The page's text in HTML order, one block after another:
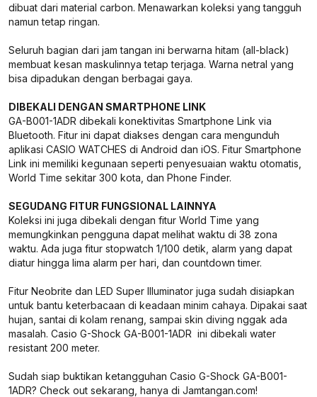
dibuat dari material carbon. Menawarkan koleksi yang tangguh
namun tetap ringan.
Seluruh bagian dari jam tangan ini berwarna hitam (all-black)
membuat kesan maskulinnya tetap terjaga. Warna netral yang
bisa dipadukan dengan berbagai gaya.
DIBEKALI DENGAN SMARTPHONE LINK
GA-B001-1ADR dibekali konektivitas Smartphone Link via
Bluetooth. Fitur ini dapat diakses dengan cara mengunduh
aplikasi CASIO WATCHES di Android dan iOS. Fitur Smartphone
Link ini memiliki kegunaan seperti penyesuaian waktu otomatis,
World Time sekitar 300 kota, dan Phone Finder.
SEGUDANG FITUR FUNGSIONAL LAINNYA
Koleksi ini juga dibekali dengan fitur World Time yang
memungkinkan pengguna dapat melihat waktu di 38 zona
waktu. Ada juga fitur stopwatch 1/100 detik, alarm yang dapat
diatur hingga lima alarm per hari, dan countdown timer.
Fitur Neobrite dan LED Super Illuminator juga sudah disiapkan
untuk bantu keterbacaan di keadaan minim cahaya. Dipakai saat
hujan, santai di kolam renang, sampai skin diving nggak ada
masalah. Casio G-Shock GA-B001-1ADR ini dibekali water
resistant 200 meter.
Sudah siap buktikan ketangguhan Casio G-Shock GA-B001-
1ADR? Check out sekarang, hanya di Jamtangan.com!